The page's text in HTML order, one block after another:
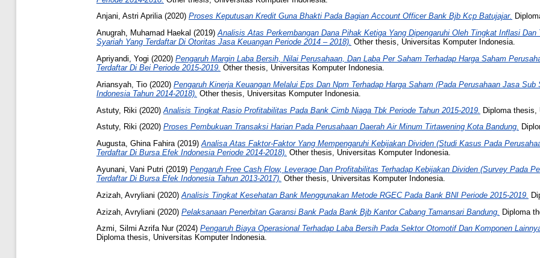
Anjani, Astri Aprilia(2020) Proses Keputusan Kredit Guna Bhakti Pada Bagian Account Officer Bank Bjb Kcp Batujajar.
Anugrah, Muhamad Haekal (2019)Analisis Atas Perkembangan Dana Pihak Ketiga Yang Dipengaruhi Oleh Tingkat Inflasi
Syariah Yang Terdaftar Di Otoritas Jasa Keuangan Periode 2014 – 2018). Other thesis, Universitas Komputer Indonesia.
Apriyandi, Yogi (2020) Pengaruh Margin Laba Bersih, Nilai Perusahaan, Dan Laba Per Saham Terhadap Harga Saham
Terdaftar Di Bei Periode 2015-2019. Other thesis, Universitas Komputer Indonesia.
Ariansyah, Tio (2020) Pengaruh Kinerja Keuangan Melalui Eps Dan Npm Terhadap Harga Saham (Pada Perusahaan Jasa
Indonesia Tahun 2014-2018). Other thesis, Universitas Komputer Indonesia.
Astuty, Riki (2020) Analisis Tingkat Rasio Profitabilitas Pada Bank Cimb Niaga Tbk Periode Tahun 2015-2019. Diploma thesis,
Astuty, Riki (2020) Proses Pembukuan Transaksi Harian Pada Perusahaan Daerah Air Minum Tirtawening Kota Bandung.
Augusta, Ghina Fahira(2019)Analisa Atas Faktor-Faktor Yang Mempengaruhi Kebijakan Dividen (Studi Kasus Pada
Terdaftar Di Bursa Efek Indonesia Periode 2014-2018). Other thesis, Universitas Komputer Indonesia.
Ayunani, Vani Putri (2019) Pengaruh Free Cash Flow, Leverage Dan Profitabilitas Terhadap Kebijakan Dividen (Survey Pada
Terdaftar Di Bursa Efek Indonesia Tahun 2013-2017). Other thesis, Universitas Komputer Indonesia.
Azizah, Avryliani (2020) Analisis Tingkat Kesehatan Bank Menggunakan Metode RGEC Pada Bank BNI Periode 2015-2019.
Azizah, Avryliani (2020) Pelaksanaan Penerbitan Garansi Bank Pada Bank Bjb Kantor Cabang Tamansari Bandung. Diploma
Azmi, Silmi Azrifa Nur(2024) Pengaruh Biaya Operasional Terhadap Laba Bersih Pada Sektor Otomotif Dan Komponen
Diploma thesis, Universitas Komputer Indonesia.